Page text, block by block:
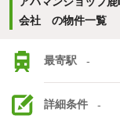
会社 の物件一覧
最寄駅 -
詳細条件 -